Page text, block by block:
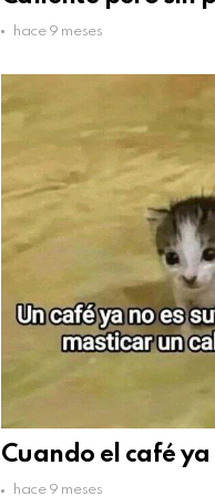
hace 9 meses
Cuando el café
hace 9 meses